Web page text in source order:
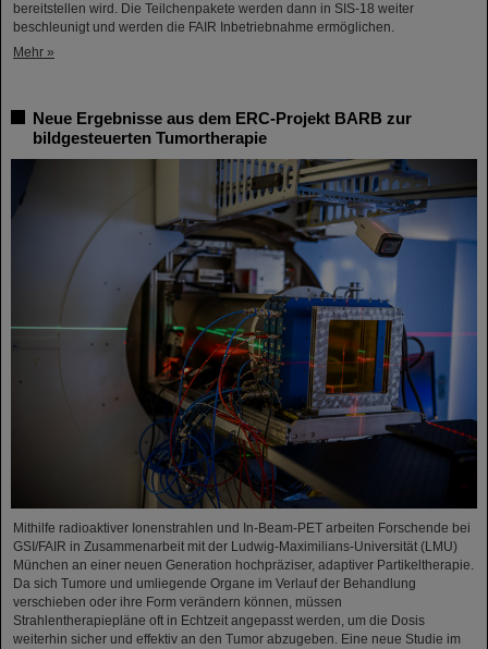
bereitstellen wird. Die Teilchenpakete werden dann in SIS-18 weiter
beschleunigt und werden die FAIR Inbetriebnahme ermöglichen.
Mehr »
Neue Ergebnisse aus dem ERC-Projekt BARB zur
bildgesteuerten Tumortherapie
Mithilfe radioaktiver Ionenstrahlen und In-Beam-PET arbeiten Forschende bei
GSI/FAIR in Zusammenarbeit mit der Ludwig-Maximilians-Universität (LMU)
München an einer neuen Generation hochpräziser, adaptiver Partikeltherapie.
Da sich Tumore und umliegende Organe im Verlauf der Behandlung
verschieben oder ihre Form verändern können, müssen
Strahlentherapiepläne oft in Echtzeit angepasst werden, um die Dosis
weiterhin sicher und effektiv an den Tumor abzugeben. Eine neue Studie im